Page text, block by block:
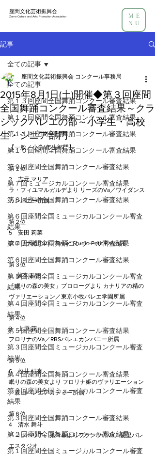
座間文化芸術振興会
Zama Culture and Arts Promotion Association
ME
NU
記事
全ての記事
第１３回座間全国舞踊コンクール審査結果
第１２回座間全国舞踊コンクール審査結果
第１１回座間全国舞踊コンクール審査結果
第１０回座間全国舞踊コンクール審査結果
第９回座間全国舞踊コンクール審査結果
第７回ミュージカルコンクール審査結果
第８回座間全国舞踊コンクール審査結果
第６回座間全国ミュージカルコンクール審査
結果
第７回座間全国舞踊コンクール審査結果
第６回座間全国舞踊コンクール審査結果
第５回座間全国ミュージカルコンクール審査
結果
第４回座間全国ミュージカルコンクール審査
結果
第５回座間全国舞踊コンクール審査結果
第３回座間全国ミュージカルコンクール審査
結果
第４回座間全国舞踊コンクール審査結果
第２回座間全国ミュージカルコンクール審査
結果
第３回座間全国舞踊コンクール審査結果
第２回座間全国舞踊コンクール審査結果
第１回座間全国ミュージカルコンクール審査
全ての記事
2015年8月1日(土)開催◆第３回座間
全国舞踊コンクール審査結果～クラ
シックバレエの部～小学生・高校
生・シニア部門
座間文化芸術振興会 コンクール事務局
【一般／小学1年生部門】
第１位
2　吉元 マリア
ラ・フィユマルガルデより リーズのVa／ワイダンス
カンパニー所属
第２位
5　安田 莉菜
フロリナ姫のVa／Ballet Studio Petit Pas所属
第３位
1　藤本 あお
「眠りの森の美女」プロローグより カナリアの精の
ヴァリエーション／東京小牧バレエ学園所属
第４位
3　上原 花
フロリナのVa／RBSバレエカンパニー所属
第５位
6　松井 結來
眠りの森の美女より フロリナ姫のヴァリエーション
／森山バレエアカデミー所属
第６位
4　清水 舞斗
「コッペリア」第３幕よりフランツのVa／愛里バレ
エスタジオ